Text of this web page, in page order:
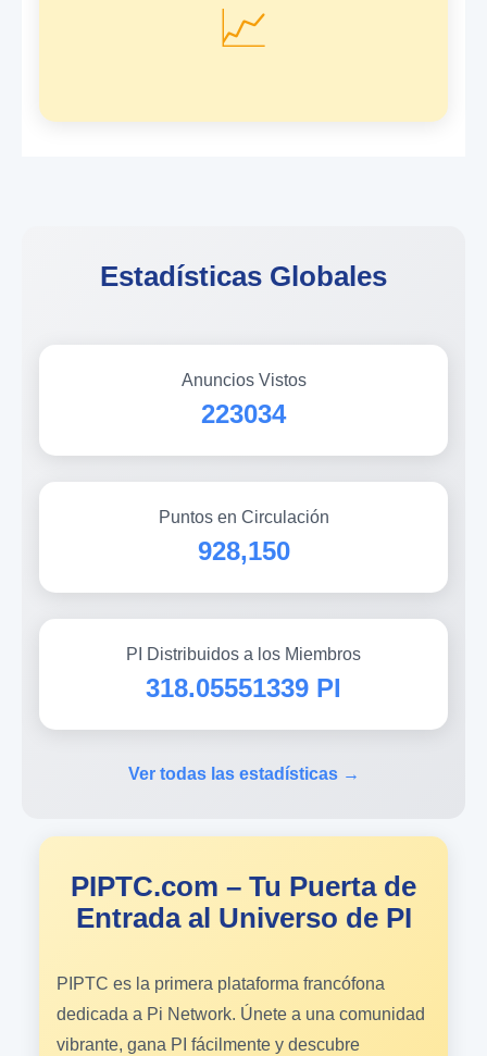
📈
Estadísticas Globales
Anuncios Vistos
223034
Puntos en Circulación
928,150
PI Distribuidos a los Miembros
318.05551339 PI
Ver todas las estadísticas →
PIPTC.com – Tu Puerta de
Entrada al Universo de PI
PIPTC es la primera plataforma francófona
dedicada a Pi Network. Únete a una comunidad
vibrante, gana PI fácilmente y descubre